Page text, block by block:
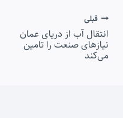
راهبری
نوشته
قبلی
انتقال آب از دریای عمان
نیازهای صنعت را تامین
می‌کند